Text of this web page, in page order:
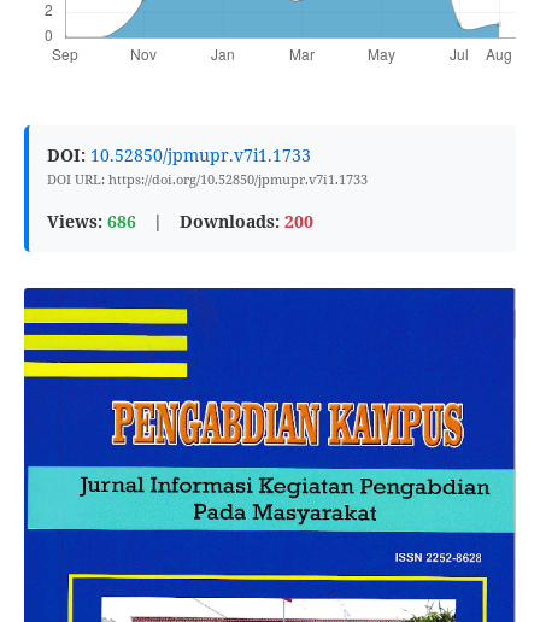
DOI: 10.52850/jpmupr.v7i1.1733
DOI URL: https://doi.org/10.52850/jpmupr.v7i1.1733
Views: 686 | Downloads: 200